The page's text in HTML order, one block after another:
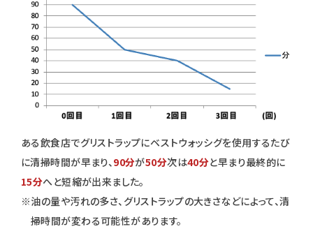
ある飲食店でグリストラップにベストウォッシグを使用するたび
に清掃時間が早まり、90分が50分次は40分と早まり最終的に
15分へと短縮が出来ました。
※油の量や汚れの多さ、グリストラップの大きさなどによって、清
掃時間が変わる可能性があります。